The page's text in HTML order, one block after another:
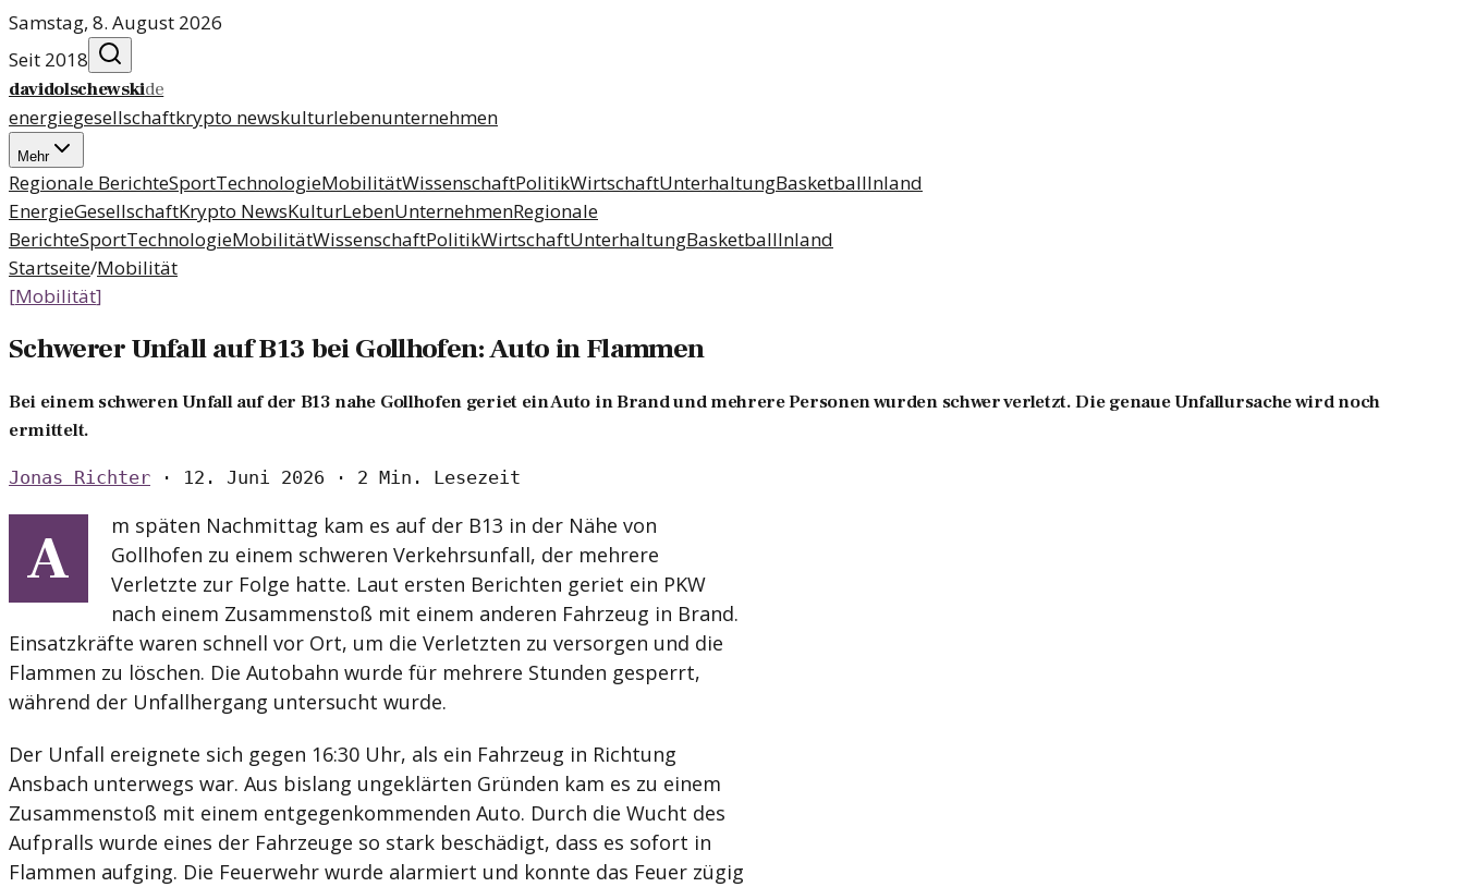
Samstag, 8. August 2026
Seit 2018
davidolschewskide
energiegesellschaftkrypto newskulturlebenunternehmen
Mehr
Regionale BerichteSportTechnologieMobilitätWissenschaftPolitikWirtschaftUnterhaltungBasketballInland
EnergieGesellschaftKrypto NewsKulturLebenUnternehmenRegionale
BerichteSportTechnologieMobilitätWissenschaftPolitikWirtschaftUnterhaltungBasketballInland
Startseite/Mobilität
[Mobilität]
Schwerer Unfall auf B13 bei Gollhofen: Auto in Flammen
Bei einem schweren Unfall auf der B13 nahe Gollhofen geriet ein Auto in Brand und mehrere Personen wurden schwer verletzt. Die genaue Unfallursache wird noch
ermittelt.
Jonas Richter · 12. Juni 2026 · 2 Min. Lesezeit
A
m späten Nachmittag kam es auf der B13 in der Nähe von
Gollhofen zu einem schweren Verkehrsunfall, der mehrere
Verletzte zur Folge hatte. Laut ersten Berichten geriet ein PKW
nach einem Zusammenstoß mit einem anderen Fahrzeug in Brand.
Einsatzkräfte waren schnell vor Ort, um die Verletzten zu versorgen und die
Flammen zu löschen. Die Autobahn wurde für mehrere Stunden gesperrt,
während der Unfallhergang untersucht wurde.
Der Unfall ereignete sich gegen 16:30 Uhr, als ein Fahrzeug in Richtung
Ansbach unterwegs war. Aus bislang ungeklärten Gründen kam es zu einem
Zusammenstoß mit einem entgegenkommenden Auto. Durch die Wucht des
Aufpralls wurde eines der Fahrzeuge so stark beschädigt, dass es sofort in
Flammen aufging. Die Feuerwehr wurde alarmiert und konnte das Feuer zügig